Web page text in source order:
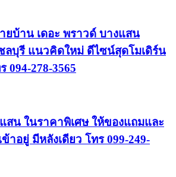
บ้าน เดอะ พราวด์ บางแสน
ลบุรี แนวคิดใหม่ ดีไซน์สุดโมเดิร์น
094-278-3565
สน ในราคาพิเศษ ให้ของแถมและ
าอยู่ มีหลังเดียว โทร 099-249-